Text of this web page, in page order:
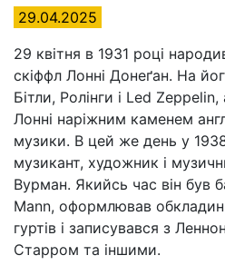
29.04.2025
29 квітня в 1931 році
скіффл Лонні Донеґан. На
Бітли, Ролінги і Led
Лонні наріжним каменем
музики. В цей же день у
музикант, художник і
Вурман. Якийсь час він був
Mann, оформлював
гуртів і записувався з
Старром та іншими.